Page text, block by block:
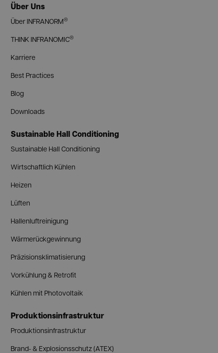
Über Uns
Über INFRANORM®
THINK INFRANOMIC®
Karriere
Best Practices
Blog
Downloads
Sustainable Hall Conditioning
Sustainable Hall Conditioning
Wirtschaftlich Kühlen
Heizen
Lüften
Hallenluftreinigung
Wärmerückgewinnung
Präzisionsklimatisierung
Vorkühlung & Retrofit
Kühlen mit Photovoltaik
Produktionsinfrastruktur
Produktionsinfrastruktur
Brand- & Explosionsschutz (ATEX)